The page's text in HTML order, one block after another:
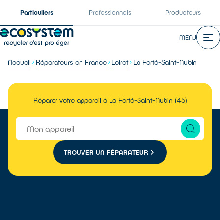
Particuliers Professionnels Producteurs
MENU
Accueil Réparateurs en France Loiret La Ferté-Saint-Aubin
Réparer votre appareil à La Ferté-Saint-Aubin (45)
TROUVER UN RÉPARATEUR